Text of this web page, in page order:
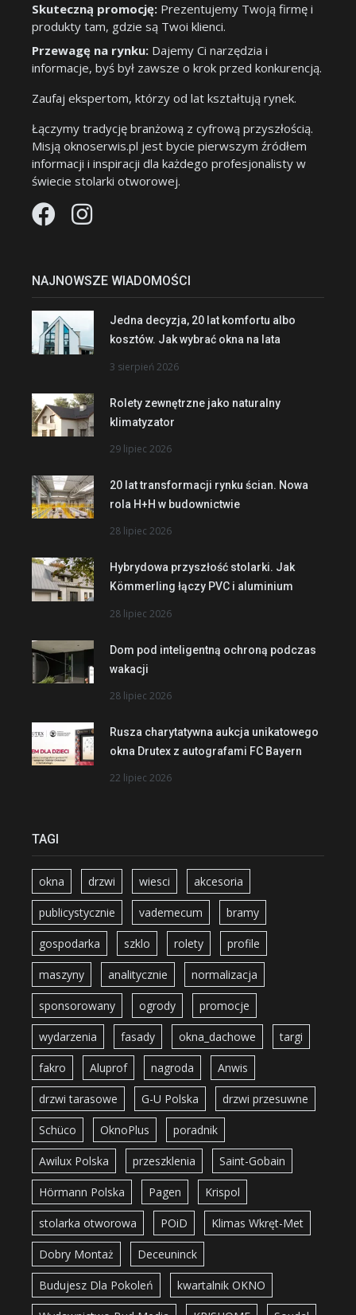
Skuteczną promocję: Prezentujemy Twoją firmę i
produkty tam, gdzie są Twoi klienci.
Przewagę na rynku: Dajemy Ci narzędzia i
informacje, byś był zawsze o krok przed konkurencją.
Zaufaj ekspertom, którzy od lat kształtują rynek.
Łączymy tradycję branżową z cyfrową przyszłością.
Misją oknoserwis.pl jest bycie pierwszym źródłem
informacji i inspiracji dla każdego profesjonalisty w
świecie stolarki otworowej.
NAJNOWSZE WIADOMOŚCI
Jedna decyzja, 20 lat komfortu albo
kosztów. Jak wybrać okna na lata
3 sierpień 2026
Rolety zewnętrzne jako naturalny
klimatyzator
29 lipiec 2026
20 lat transformacji rynku ścian. Nowa
rola H+H w budownictwie
28 lipiec 2026
Hybrydowa przyszłość stolarki. Jak
Kömmerling łączy PVC i aluminium
28 lipiec 2026
Dom pod inteligentną ochroną podczas
wakacji
28 lipiec 2026
Rusza charytatywna aukcja unikatowego
okna Drutex z autografami FC Bayern
22 lipiec 2026
TAGI
okna drzwi wiesci akcesoria
publicystycznie vademecum bramy
gospodarka szklo rolety profile
maszyny analitycznie normalizacja
sponsorowany ogrody promocje
wydarzenia fasady okna_dachowe targi
fakro Aluprof nagroda Anwis
drzwi tarasowe G-U Polska drzwi przesuwne
Schüco OknoPlus poradnik
Awilux Polska przeszklenia Saint-Gobain
Hörmann Polska Pagen Krispol
stolarka otworowa POiD Klimas Wkręt-Met
Dobry Montaż Deceuninck
Budujesz Dla Pokoleń kwartalnik OKNO